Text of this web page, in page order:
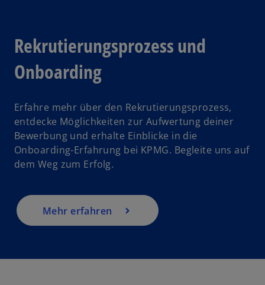
Rekrutierungsprozess und
Onboarding
Erfahre mehr über den Rekrutierungsprozess,
entdecke Möglichkeiten zur Aufwertung deiner
Bewerbung und erhalte Einblicke in die
Onboarding-Erfahrung bei KPMG. Begleite uns auf
dem Weg zum Erfolg.
Mehr erfahren